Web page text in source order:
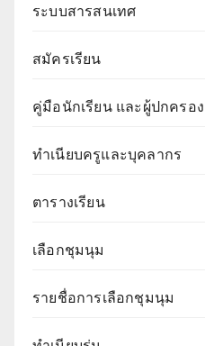
ระบบสารสนเทศ
สมัครเรียน
คู่มือนักเรียน และผู้ปกครอง
ทำเนียบครูและบุคลากร
ตารางเรียน
เลือกชุมนุม
รายชื่อการเลือกชุมนุม